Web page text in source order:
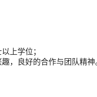
上学位；
，良好的合作与团队精神